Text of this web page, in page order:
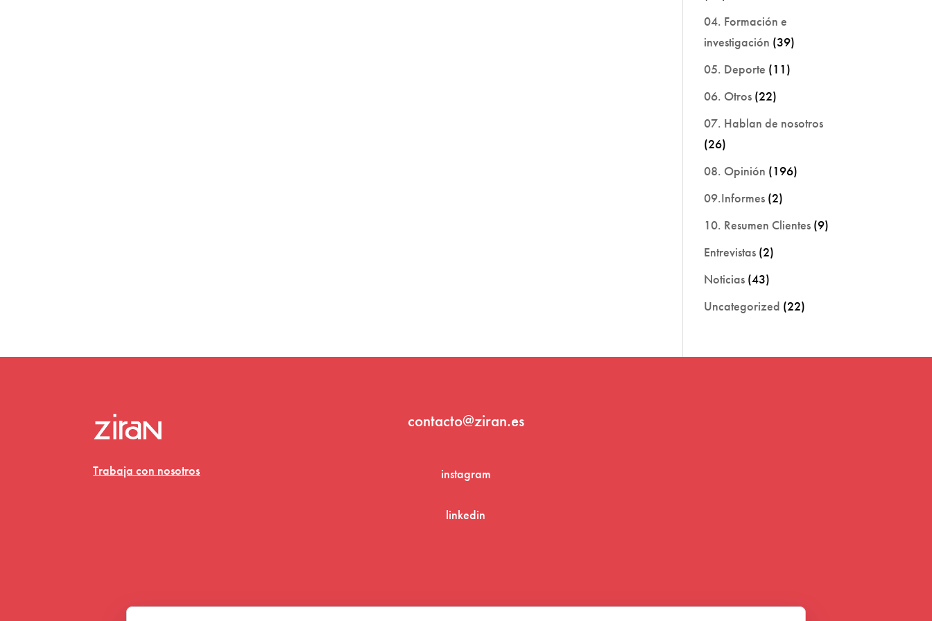
04. Formación e
investigación (39)
05. Deporte (11)
06. Otros (22)
07. Hablan de nosotros
(26)
08. Opinión (196)
09.Informes (2)
10. Resumen Clientes (9)
Entrevistas (2)
Noticias (43)
Uncategorized (22)
Trabaja con nosotros
contacto@ziran.es
instagram
linkedin